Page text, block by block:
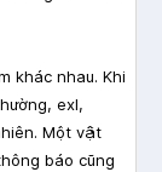
khác nhau. Khi
exl,
Một vật
báo cũng